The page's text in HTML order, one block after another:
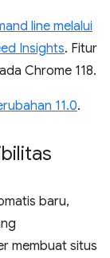
line melalui
Insights. Fitur
Chrome 118.
11.0.
baru,
membuat situs